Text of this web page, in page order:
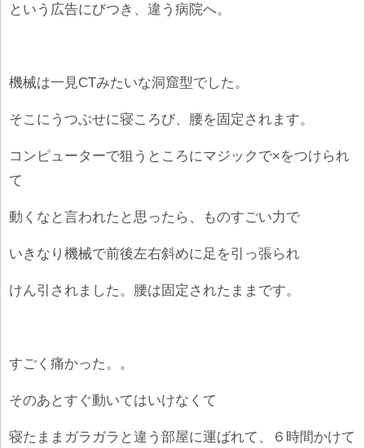
という広告にびつき、違う病院へ。
機械は一見CTみたいな洞窟型でした。
そこにうつぶせに寝ころび、腰を固定されます。
コンピューターで狙うところにマジックで×をつけられ
て
動くなと言われたと思ったら、ものすごい力で
いきなり機械で前後左右斜めに足を引っ張られ
けん引されました。腰は固定されたままです。
すごく痛かった。。
そのあとすぐ動いてはいけなくて
寝たままガラガラと違う部屋に運ばれて、６時間かけて